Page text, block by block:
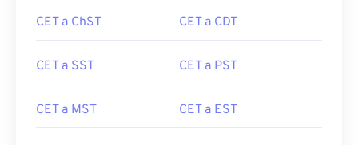
CET a ChST CET a CDT
CET a SST CET a PST
CET a MST CET a EST